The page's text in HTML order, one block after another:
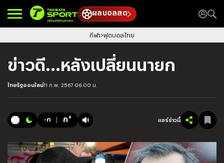
ผลบอลสด
กีฬา ฟุตบอลไทย
ข่าวดี...หลังเปลี่ยนนายก
ไทยรัฐออนไลน์11 ก.พ. 2567 06:00 น.
-ก ก+ แชร์ข่าวนี้